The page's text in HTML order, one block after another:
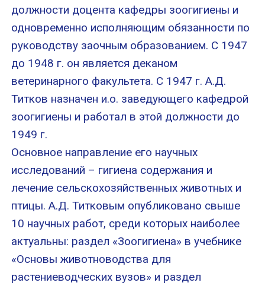
должности доцента кафедры зоогигиены и
одновременно исполняющим обязанности по
руководству заочным образованием. С 1947
до 1948 г. он является деканом
ветеринарного факультета. С 1947 г. А.Д.
Титков назначен и.о. заведующего кафедрой
зоогигиены и работал в этой должности до
1949 г.
Основное направление его научных
исследований – гигиена содержания и
лечение сельскохозяйственных животных и
птицы. А.Д. Титковым опубликовано свыше
10 научных работ, среди которых наиболее
актуальны: раздел «Зоогигиена» в учебнике
«Основы животноводства для
растениеводческих вузов» и раздел